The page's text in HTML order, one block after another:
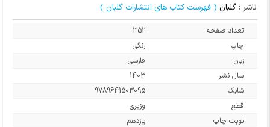
ناشر : گلبان ( فهرست کتاب های انتشارات گلبان )
تعداد صفحه
352
چاپ
رنگی
زبان
فارسی
سال نشر
1403
شابک
9789641503095
قطع
وزیری
نوبت چاپ
یازدهم